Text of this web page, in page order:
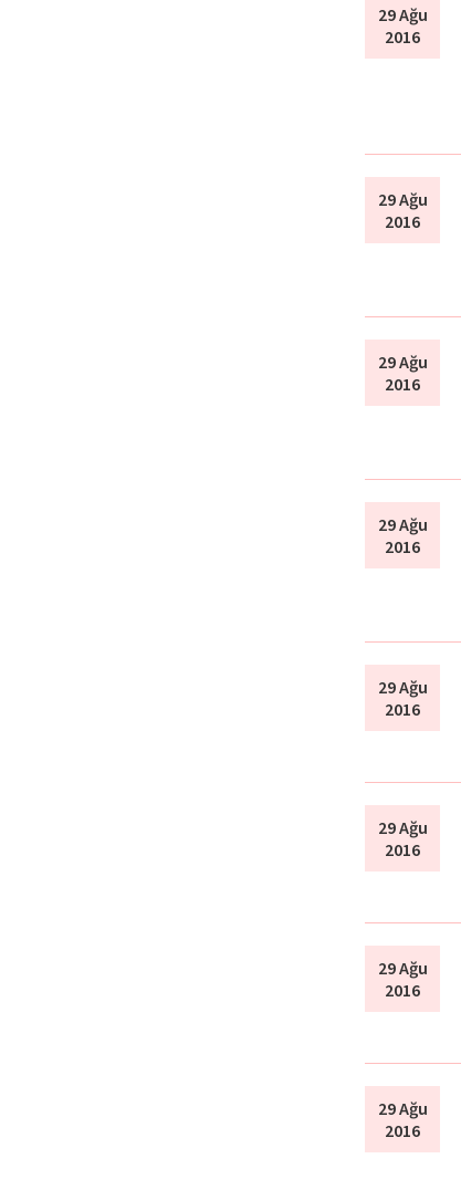
29 Ağu
2016
29 Ağu
2016
29 Ağu
2016
29 Ağu
2016
29 Ağu
2016
29 Ağu
2016
29 Ağu
2016
29 Ağu
2016